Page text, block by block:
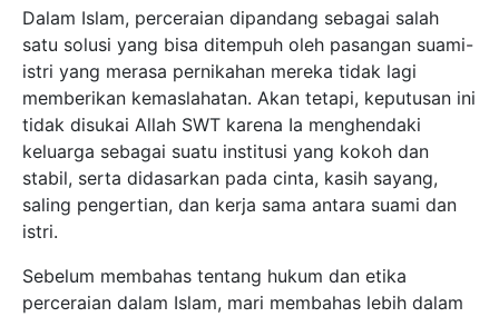
Dalam Islam, perceraian dipandang sebagai salah
satu solusi yang bisa ditempuh oleh pasangan suami-
istri yang merasa pernikahan mereka tidak lagi
memberikan kemaslahatan. Akan tetapi, keputusan ini
tidak disukai Allah SWT karena Ia menghendaki
keluarga sebagai suatu institusi yang kokoh dan
stabil, serta didasarkan pada cinta, kasih sayang,
saling pengertian, dan kerja sama antara suami dan
istri.
Sebelum membahas tentang hukum dan etika
perceraian dalam Islam, mari membahas lebih dalam